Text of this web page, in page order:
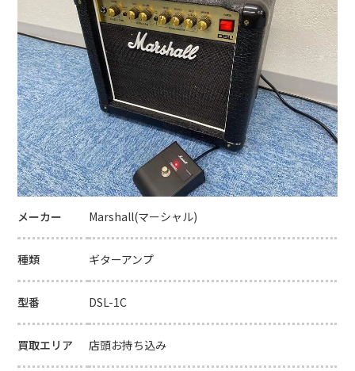
メーカー Marshall(マーシャル)
種類 ギターアンプ
型番 DSL-1C
買取エリア 店頭お持ち込み